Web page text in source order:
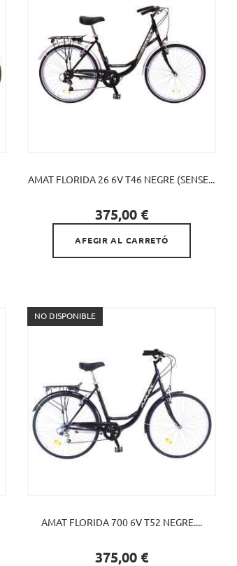
AMAT FLORIDA 26 6V T46 NEGRE (SENSE...
Preu
375,00 €

AFEGIR AL CARRETÓ
NO DISPONIBLE
AMAT FLORIDA 700 6V T52 NEGRE....
Preu
375,00 €